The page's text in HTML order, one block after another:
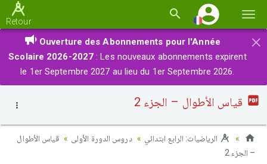
la
Retour
×
Ouverture des Abonnements pour l'Année
Scolaire 2026-2027 : Les nouveaux abonnements expirent
le 1er Septembre 2027 au lieu du 1er Septembre 2026.
قياس الأطوال – الجزء 2
الرياضيات: الرابع ابتدائي دروس الدورة الأولى
قياس الأطوال
– الجزء 2